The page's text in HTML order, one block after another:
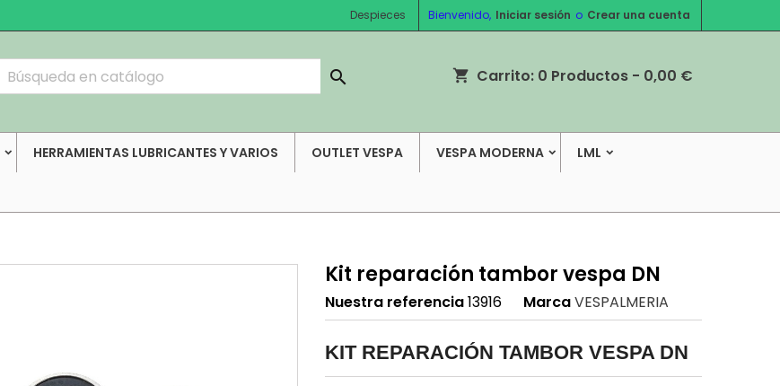
Bienvenido, Iniciar sesión o Crear una cuenta
Despieces
shopping_cart Carrito: 0 Productos - 0,00 €

HERRAMIENTAS LUBRICANTES Y VARIOS OUTLET VESPA VESPA MODERNA LML
Kit reparación tambor vespa DN
Nuestra referencia13916 MarcaVESPALMERIA
KIT REPARACIÓN TAMBOR VESPA DN